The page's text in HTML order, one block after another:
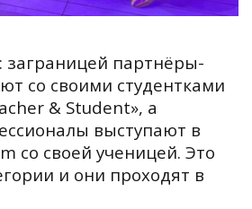
заграницей партнёры-
со своими студентками
& Student», а
выступают в
со своей ученицей. Это
и они проходят в